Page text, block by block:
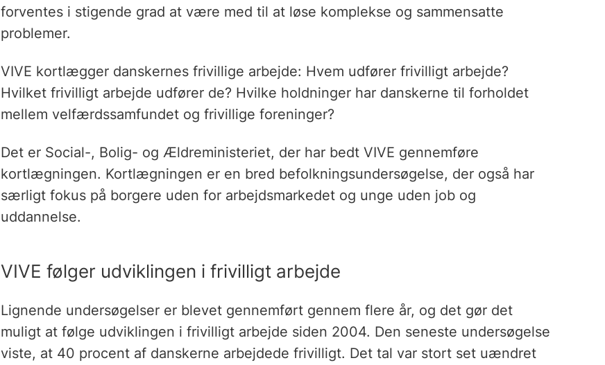
forventes i stigende grad at være med til at løse komplekse og sammensatte
problemer.
VIVE kortlægger danskernes frivillige arbejde: Hvem udfører frivilligt arbejde?
Hvilket frivilligt arbejde udfører de? Hvilke holdninger har danskerne til forholdet
mellem velfærdssamfundet og frivillige foreninger?
Det er Social-, Bolig- og Ældreministeriet, der har bedt VIVE gennemføre
kortlægningen. Kortlægningen er en bred befolkningsundersøgelse, der også har
særligt fokus på borgere uden for arbejdsmarkedet og unge uden job og
uddannelse.
VIVE følger udviklingen i frivilligt arbejde
Lignende undersøgelser er blevet gennemført gennem flere år, og det gør det
muligt at følge udviklingen i frivilligt arbejde siden 2004. Den seneste undersøgelse
viste, at 40 procent af danskerne arbejdede frivilligt. Det tal var stort set uændret